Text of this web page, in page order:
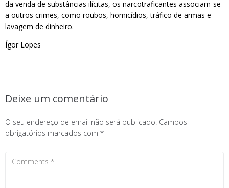
da venda de substâncias ilícitas, os narcotraficantes associam-se
a outros crimes, como roubos, homicídios, tráfico de armas e
lavagem de dinheiro.
Ígor Lopes
Deixe um comentário
O seu endereço de email não será publicado. Campos
obrigatórios marcados com *